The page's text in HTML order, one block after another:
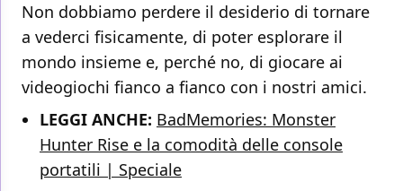
Non dobbiamo perdere il desiderio di tornare
a vederci fisicamente, di poter esplorare il
mondo insieme e, perché no, di giocare ai
videogiochi fianco a fianco con i nostri amici.
LEGGI ANCHE: BadMemories: Monster
Hunter Rise e la comodità delle console
portatili | Speciale